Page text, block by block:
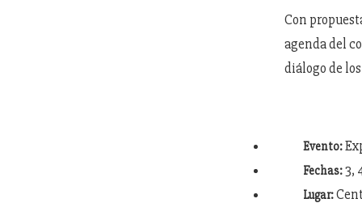
Con
agenda del
diálogo de
Evento:
Fechas:3,
Lugar: